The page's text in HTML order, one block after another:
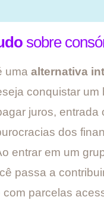
sobre
uma alternativa
conquistar um
juros, entrada
dos
entrar em um
passa a
com parcelas